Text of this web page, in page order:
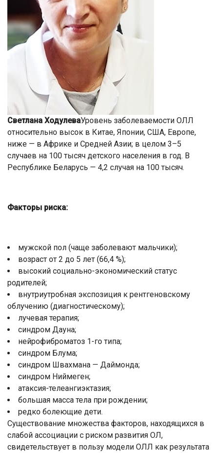
Светлана ХодулеваУровень заболеваемости ОЛЛ
относительно высок в Китае, Японии, США, Европе,
ниже — в Африке и Средней Азии; в целом 3–5
случаев на 100 тысяч детского населения в год. В
Республике Беларусь — 4,2 случая на 100 тысяч.
Факторы риска:
мужской пол (чаще заболевают мальчики);
возраст от 2 до 5 лет (66,4 %);
высокий социально-экономический статус
родителей;
внутриутробная экспозиция к рентгеновскому
облучению (диагностическому);
лучевая терапия;
синдром Дауна;
нейрофиброматоз 1-го типа;
синдром Блума;
синдром Швахмана — Даймонда;
синдром Ниймеген;
атаксия-телеангиэктазия;
большая масса тела при рождении;
редко болеющие дети.
Существование множества факторов, находящихся в
слабой ассоциации с риском развития ОЛ,
свидетельствует в пользу модели ОЛЛ как результата